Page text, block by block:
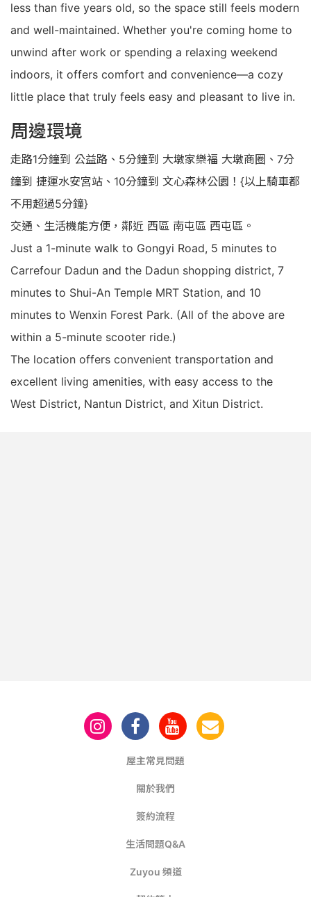
less than five years old, so the space still feels modern
and well-maintained. Whether you're coming home to
unwind after work or spending a relaxing weekend
indoors, it offers comfort and convenience—a cozy
little place that truly feels easy and pleasant to live in.
周邊環境
走路1分鐘到 公益路、5分鐘到 大墩家樂福 大墩商圈、7分
鐘到 捷運水安宮站、10分鐘到 文心森林公園！{以上騎車都
不用超過5分鐘}
交通、生活機能方便，鄰近 西區 南屯區 西屯區。
Just a 1-minute walk to Gongyi Road, 5 minutes to
Carrefour Dadun and the Dadun shopping district, 7
minutes to Shui-An Temple MRT Station, and 10
minutes to Wenxin Forest Park. (All of the above are
within a 5-minute scooter ride.)
The location offers convenient transportation and
excellent living amenities, with easy access to the
West District, Nantun District, and Xitun District.
屋主常見問題
關於我們
簽約流程
生活問題Q&A
Zuyou 頻道